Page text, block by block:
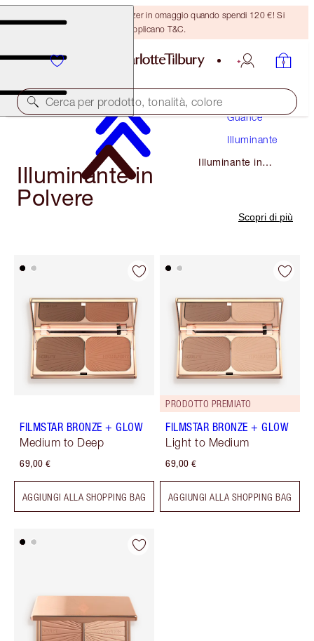
Ricevi un pennello per bronzer in omaggio quando spendi 120 €! Si
applicano T&C.
Cerca per prodotto, tonalità, colore
Guance
Illuminante
Illuminante in
Illuminante in
Polvere
Scopri di più
FILMSTAR BRONZE + GLOW
Medium to Deep
69,00 €
AGGIUNGI ALLA SHOPPING BAG
PRODOTTO PREMIATO
FILMSTAR BRONZE + GLOW
Light to Medium
69,00 €
AGGIUNGI ALLA SHOPPING BAG